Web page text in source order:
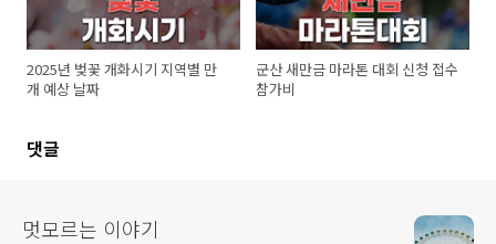
2025년 벚꽃 개화시기 지역별 만
개 예상 날짜
군산 새만금 마라톤 대회 신청 접수
참가비
댓글
멋모르는 이야기